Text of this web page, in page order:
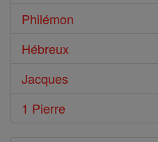
Philémon
Hébreux
Jacques
1 Pierre